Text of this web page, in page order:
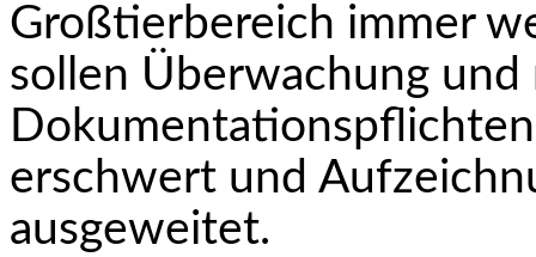
Großtierbereich immer
sollen Überwachung und
erschwert und
ausgeweitet.